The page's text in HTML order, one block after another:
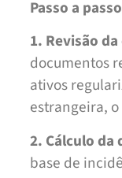
Passo a
1. Revisão
documentos
ativos
estrangeira,
2. Cálculo
base de